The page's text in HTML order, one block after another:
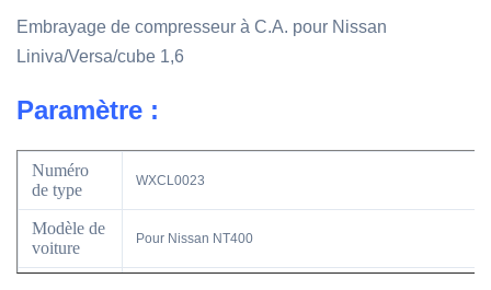
Embrayage de compresseur à C.A. pour Nissan
Liniva/Versa/cube 1,6
Paramètre :
Numéro
de type
WXCL0023
Modèle de
voiture
Pour Nissan NT400